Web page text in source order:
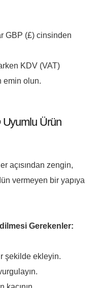
GBP (£) cinsinden
KDV (VAT)
emin olun.
Uyumlu Ürün
açısından zengin,
vermeyen bir yapıya
Gerekenler:
şekilde ekleyin.